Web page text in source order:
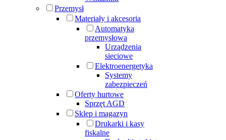
Przemysł
Materiały i akcesoria
Automatyka
przemysłowa
Urządzenia
sieciowe
Elektroenergetyka
Systemy
zabezpieczeń
Oferty hurtowe
Sprzęt AGD
Sklep i magazyn
Drukarki i kasy
fiskalne